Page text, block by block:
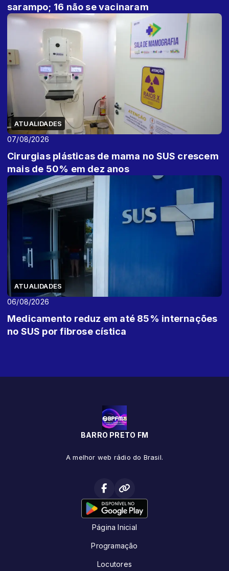
sarampo; 16 não se vacinaram
ATUALIDADES
07/08/2026
Cirurgias plásticas de mama no SUS crescem
mais de 50% em dez anos
ATUALIDADES
06/08/2026
Medicamento reduz em até 85% internações
no SUS por fibrose cística
BARRO PRETO FM
A melhor web rádio do Brasil.
Página Inicial
Programação
Locutores